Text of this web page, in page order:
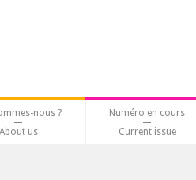
nous ?
About us
Numéro en cours
Current issue